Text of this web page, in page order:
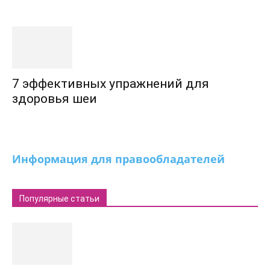
7 эффективных упражнений для
здоровья шеи
Информация для правообладателей
Популярные статьи